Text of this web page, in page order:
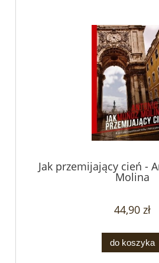
Jak przemijający cień -
Molina
44,90 zł
do koszyka